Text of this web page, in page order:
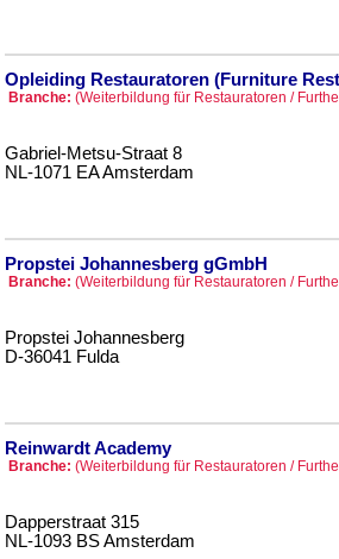
Opleiding Restauratoren (Furniture
Branche: (Weiterbildung für Restauratoren /
Gabriel-Metsu-Straat 8
NL-1071 EA Amsterdam
Propstei Johannesberg gGmbH
Branche: (Weiterbildung für Restauratoren /
Propstei Johannesberg
D-36041 Fulda
Reinwardt Academy
Branche: (Weiterbildung für Restauratoren /
Dapperstraat 315
NL-1093 BS Amsterdam